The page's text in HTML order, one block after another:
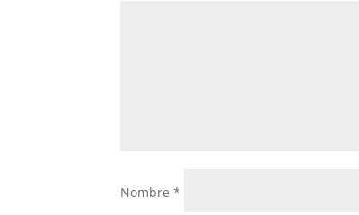
Nombre*